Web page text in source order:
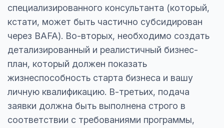
специализированного консультанта (который,
кстати, может быть частично субсидирован
через BAFA). Во-вторых, необходимо создать
детализированный и реалистичный бизнес-
план, который должен показать
жизнеспособность старта бизнеса и вашу
личную квалификацию. В-третьих, подача
заявки должна быть выполнена строго в
соответствии с требованиями программы,